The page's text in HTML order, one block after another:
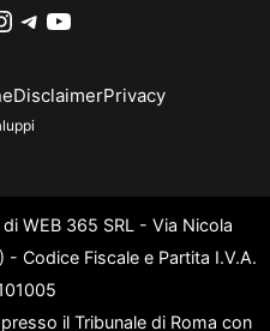
Telegram
YouTube
DisclaimerPrivacy
WEB 365 SRL - Via Nicola
- Codice Fiscale e Partita I.V.A.
il Tribunale di Roma con